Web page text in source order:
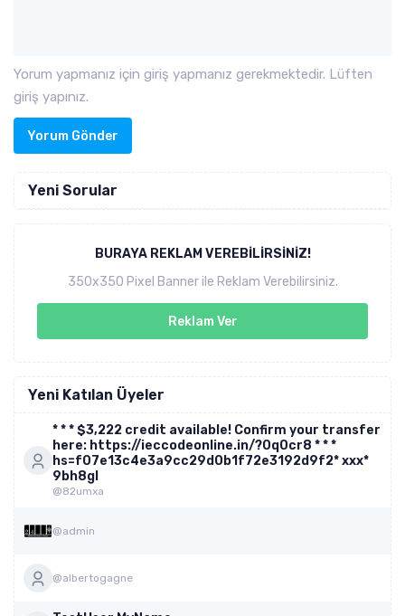
Yorum yapmanız için giriş yapmanız gerekmektedir. Lüften
giriş yapınız.
Yorum Gönder
Yeni Sorular
BURAYA REKLAM VEREBILIRSINIZ!
350x350 Pixel Banner ile Reklam Verebilirsiniz.
Reklam Ver
Yeni Katılan Üyeler
* * * $3,222 credit available! Confirm your transfer
here: https://ieccodeonline.in/?0q0cr8 * * *
hs=f07e13c4e3a9cc29d0b1f72e3192d9f2* ххх*
9bh8gl
@82umxa
@admin
@albertogagne